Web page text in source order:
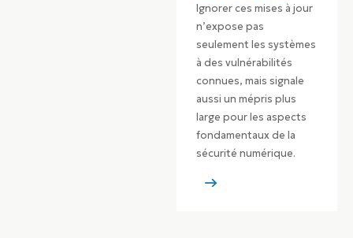
Ignorer ces mises à jour
n’expose pas
seulement les systèmes
à des vulnérabilités
connues, mais signale
aussi un mépris plus
large pour les aspects
fondamentaux de la
sécurité numérique.